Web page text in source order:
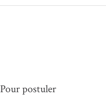
Pour postuler